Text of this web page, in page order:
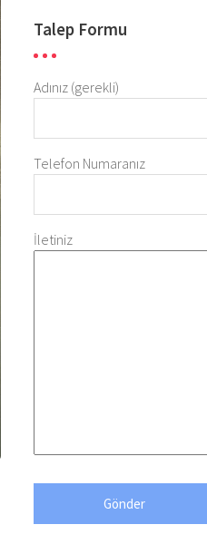
Talep Formu
Adınız (gerekli)
Telefon Numaranız
İletiniz